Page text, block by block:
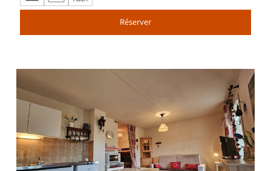
Réserver